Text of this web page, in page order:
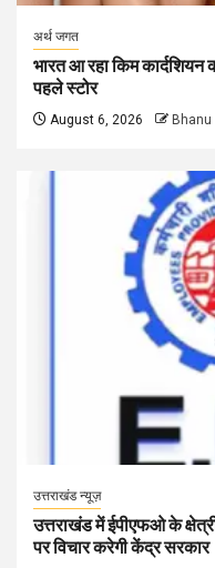
अर्थ जगत
भारत आ रहा किम
पहले स्टोर
August 6, 2026 Bhanu
उत्तराखंड न्यूज़
उत्तराखंड में ईपीएफओ के
पर विचार करेगी केंद्र सरकार